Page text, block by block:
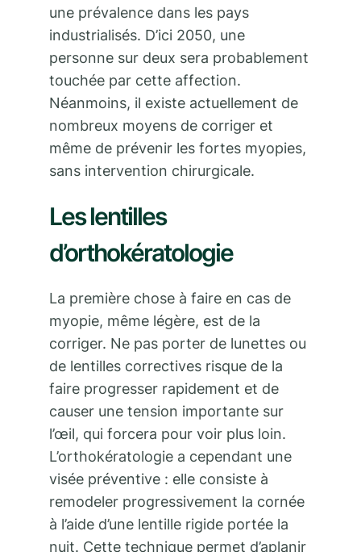
une prévalence dans les pays
industrialisés. D’ici 2050, une
personne sur deux sera probablement
touchée par cette affection.
Néanmoins, il existe actuellement de
nombreux moyens de corriger et
même de prévenir les fortes myopies,
sans intervention chirurgicale.
Les lentilles
d’orthokératologie
La première chose à faire en cas de
myopie, même légère, est de la
corriger. Ne pas porter de lunettes ou
de lentilles correctives risque de la
faire progresser rapidement et de
causer une tension importante sur
l’œil, qui forcera pour voir plus loin.
L’orthokératologie a cependant une
visée préventive : elle consiste à
remodeler progressivement la cornée
à l’aide d’une lentille rigide portée la
nuit. Cette technique permet d’aplanir